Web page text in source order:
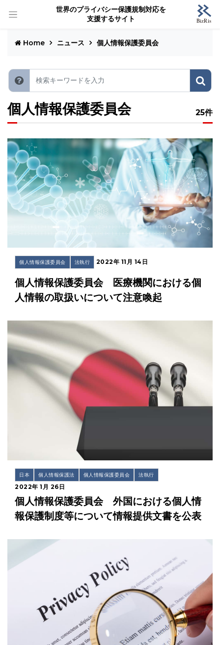
世界のプライバシー保護規制対応を
支援するサイト
Home ニュース 個人情報保護委員会
個人情報保護委員会 25件
個人情報保護委員会 法執行 2022年 11月 14日
個人情報保護委員会 医療機関における個
人情報の取扱いについて注意喚起
日本 個人情報保護法 個人情報保護委員会 法執行
2022年 1月 26日
個人情報保護委員会 外国における個人情
報保護制度等について情報提供文書を公表